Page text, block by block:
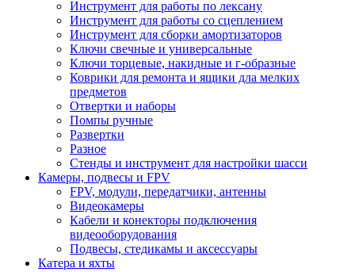
Инструмент для работы по лексану
Инструмент для работы со сцеплением
Инструмент для сборки амортизаторов
Ключи свечные и универсальные
Ключи торцевые, накидные и г-образные
Коврики для ремонта и ящики дла мелких
предметов
Отвертки и наборы
Помпы ручные
Развертки
Разное
Стенды и инструмент для настройки шасси
Камеры, подвесы и FPV
FPV, модули, передатчики, антенны
Видеокамеры
Кабели и конекторы подключения
видеооборудования
Подвесы, стедикамы и аксессуары
Катера и яхты